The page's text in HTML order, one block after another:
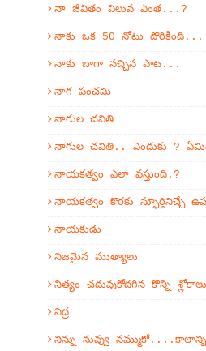
నా జీవితం విలువ ఎంత...?
నాకు ఒక 50 నోటు దొరికింది...
నాకు బాగా నచ్చిన పాట...
నాగ పంచమి
నాగుల చవితి
నాగుల చవితి.. ఎందుకు ?
నాయకత్వం ఎలా వస్తుంది.?
నాయకత్వం కొరకు స్ఫూర్తినిచ్చే
నాయకుడు
నిజమైన ముత్యాలు
నిత్యం చదువుకోదగిన కొన్ని
నిద్ర
నిన్ను నువ్వు